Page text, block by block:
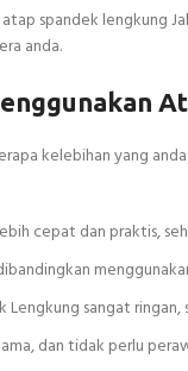
spandek lengkung
anda.
kelebihan yang
cepat dan praktis,
Lengkung sangat
dan tidak perlu